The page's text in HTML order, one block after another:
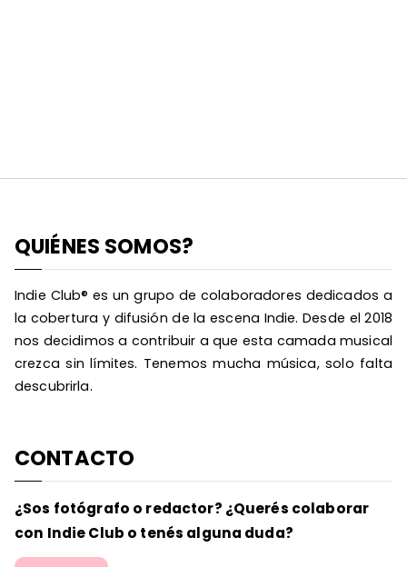
QUIÉNES SOMOS?
Indie Club® es un grupo de colaboradores dedicados a
la cobertura y difusión de la escena Indie. Desde el 2018
nos decidimos a contribuir a que esta camada musical
crezca sin límites. Tenemos mucha música, solo falta
descubrirla.
CONTACTO
¿Sos fotógrafo o redactor? ¿Querés colaborar
con Indie Club o tenés alguna duda?